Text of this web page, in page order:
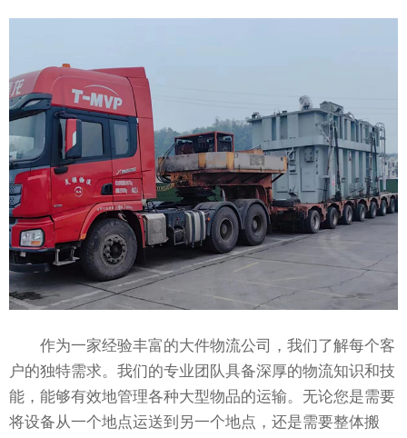
作为一家经验丰富的大件物流公司，我们了解每个客
户的独特需求。我们的专业团队具备深厚的物流知识和技
能，能够有效地管理各种大型物品的运输。无论您是需要
将设备从一个地点运送到另一个地点，还是需要整体搬